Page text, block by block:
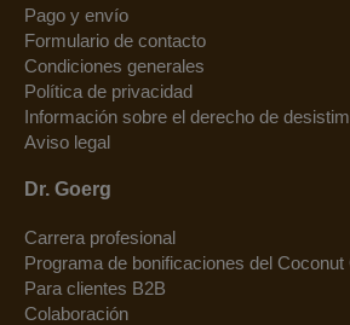
Pago y envío
Formulario de contacto
Condiciones generales
Política de privacidad
Información sobre el derecho de
Aviso legal
Dr. Goerg
Carrera profesional
Programa de bonificaciones del Coconut
Para clientes B2B
Colaboración